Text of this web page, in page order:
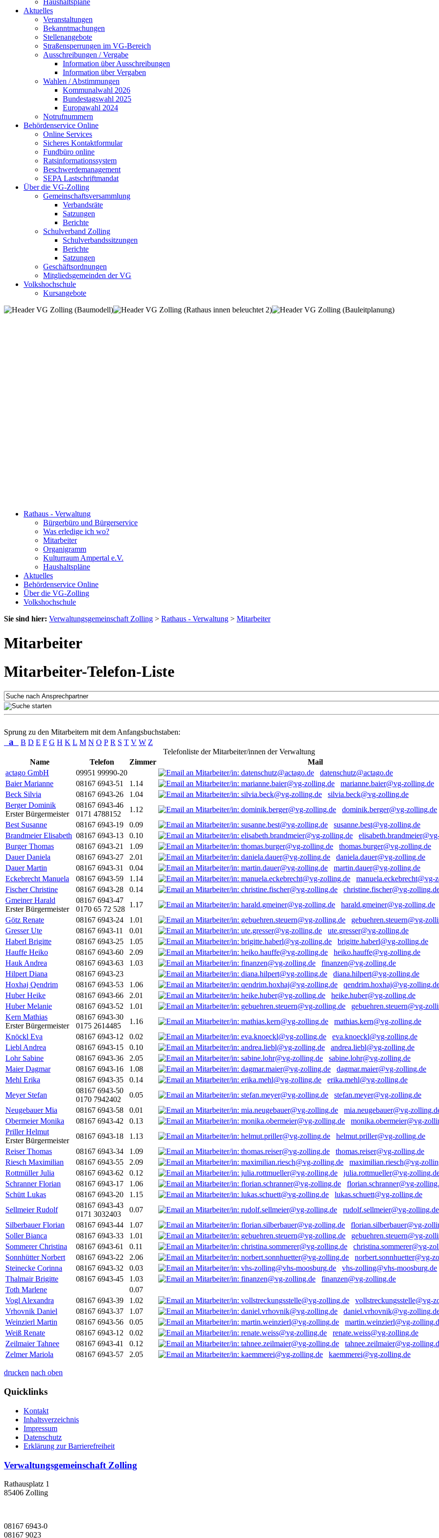
Haushaltspläne
Aktuelles
Veranstaltungen
Bekanntmachungen
Stellenangebote
Straßensperrungen im VG-Bereich
Ausschreibungen / Vergabe
Information über Ausschreibungen
Information über Vergaben
Wahlen / Abstimmungen
Kommunalwahl 2026
Bundestagswahl 2025
Europawahl 2024
Notrufnummern
Behördenservice Online
Online Services
Sicheres Kontaktformular
Fundbüro online
Ratsinformationssystem
Beschwerdemanagement
SEPA Lastschriftmandat
Über die VG-Zolling
Gemeinschaftsversammlung
Verbandsräte
Satzungen
Berichte
Schulverband Zolling
Schulverbandssitzungen
Berichte
Satzungen
Geschäftsordnungen
Mitgliedsgemeinden der VG
Volkshochschule
Kursangebote
Rathaus - Verwaltung
Bürgerbüro und Bürgerservice
Was erledige ich wo?
Mitarbeiter
Organigramm
Kulturraum Ampertal e.V.
Haushaltspläne
Aktuelles
Behördenservice Online
Über die VG-Zolling
Volkshochschule
Sie sind hier: Verwaltungsgemeinschaft Zolling > Rathaus - Verwaltung > Mitarbeiter
Mitarbeiter
Mitarbeiter-Telefon-Liste
Sprung zu den Mitarbeitern mit dem Anfangsbuchstaben:
a B D E F G H K L M N O P R S T V W Z
Telefonliste der Mitarbeiter/innen der Verwaltung
Name
Telefon Zimmer
Mail
actago GmbH
09951 99990-20
datenschutz@actago.de
Baier Marianne
08167 6943-51 1.14
marianne.baier@vg-zolling.de
Beck Silvia
08167 6943-26 1.04
silvia.beck@vg-zolling.de
Berger Dominik
Erster Bürgermeister
08167 6943-46
0171 4788152
1.12
dominik.berger@vg-zolling.de
Best Susanne
08167 6943-19 0.09
susanne.best@vg-zolling.de
Brandmeier Elisabeth 08167 6943-13 0.10
Burger Thomas
08167 6943-21 1.09
thomas.burger@vg-zolling.de
Dauer Daniela
08167 6943-27 2.01
daniela.dauer@vg-zolling.de
Dauer Martin
08167 6943-31 0.04
martin.dauer@vg-zolling.de
Eckebrecht Manuela
08167 6943-59 1.14
manuela.eckebrecht@vg-
Fischer Christine
08167 6943-28 0.14
christine.fischer@vg-
Gmeiner Harald
Erster Bürgermeister
08167 6943-47
0170 65 72 528
1.17
harald.gmeiner@vg-zolling.de
Götz Renate
08167 6943-24 1.01
gebuehren.steuern@vg-
Gresser Ute
08167 6943-11 0.01
ute.gresser@vg-zolling.de
Haberl Brigitte
08167 6943-25 1.05
brigitte.haberl@vg-zolling.de
Hauffe Heiko
08167 6943-60 2.09
heiko.hauffe@vg-zolling.de
Hauk Andrea
08167 6943-63 1.03
finanzen@vg-zolling.de
Hilpert Diana
08167 6943-23
diana.hilpert@vg-zolling.de
Hoxhaj Qendrim
08167 6943-53 1.06
qendrim.hoxhaj@vg-
Huber Heike
08167 6943-66 2.01
heike.huber@vg-zolling.de
Huber Melanie
08167 6943-52 1.01
gebuehren.steuern@vg-
Kern Mathias
Erster Bürgermeister
08167 6943-30
0175 2614485
1.16
mathias.kern@vg-zolling.de
Knöckl Eva
08167 6943-12 0.02
eva.knoeckl@vg-zolling.de
Liebl Andrea
08167 6943-15 0.10
andrea.liebl@vg-zolling.de
Lohr Sabine
08167 6943-36 2.05
sabine.lohr@vg-zolling.de
Maier Dagmar
08167 6943-16 1.08
dagmar.maier@vg-zolling.de
Mehl Erika
08167 6943-35 0.14
erika.mehl@vg-zolling.de
Meyer Stefan
08167 6943-50
0170 7942402
0.05
stefan.meyer@vg-zolling.de
Neugebauer Mia
08167 6943-58 0.01
mia.neugebauer@vg-
Obermeier Monika
08167 6943-42 0.13
monika.obermeier@vg-
Priller Helmut
Erster Bürgermeister
08167 6943-18 1.13
helmut.priller@vg-zolling.de
Reiser Thomas
08167 6943-34 1.09
thomas.reiser@vg-zolling.de
Riesch Maximilian
08167 6943-55 2.09
maximilian.riesch@vg-
Rottmüller Julia
08167 6943-62 0.12
julia.rottmueller@vg-
Schranner Florian
08167 6943-17 1.06
florian.schranner@vg-
Schütt Lukas
08167 6943-20 1.15
lukas.schuett@vg-zolling.de
Sellmeier Rudolf
08167 6943-43
0171 3032403
0.07
rudolf.sellmeier@vg-zolling.de
Silberbauer Florian
08167 6943-44 1.07
florian.silberbauer@vg-
Soller Bianca
08167 6943-33 1.01
gebuehren.steuern@vg-
Sommerer Christina
08167 6943-61 0.11
christina.sommerer@vg-
Sonnhütter Norbert
08167 6943-22 2.06
norbert.sonnhuetter@vg-
Steinecke Corinna
08167 6943-32 0.03
vhs-zolling@vhs-moosburg.de
Thalmair Brigitte
08167 6943-45 1.03
finanzen@vg-zolling.de
Toth Marlene
0.07
Vogl Alexandra
08167 6943-39 1.02
vollstreckungsstelle@vg-
Vrhovnik Daniel
08167 6943-37 1.07
daniel.vrhovnik@vg-
Weinzierl Martin
08167 6943-56 0.05
martin.weinzierl@vg-
Weiß Renate
08167 6943-12 0.02
renate.weiss@vg-zolling.de
Zeilmaier Tahnee
08167 6943-41 0.12
tahnee.zeilmaier@vg-
Zelmer Mariola
08167 6943-57 2.05 kaemmerei@vg-zolling.de
drucken nach oben
Quicklinks
Kontakt
Inhaltsverzeichnis
Impressum
Datenschutz
Erklärung zur Barrierefreiheit
Verwaltungsgemeinschaft Zolling
Rathausplatz 1
85406 Zolling
08167 6943-0
08167 9023